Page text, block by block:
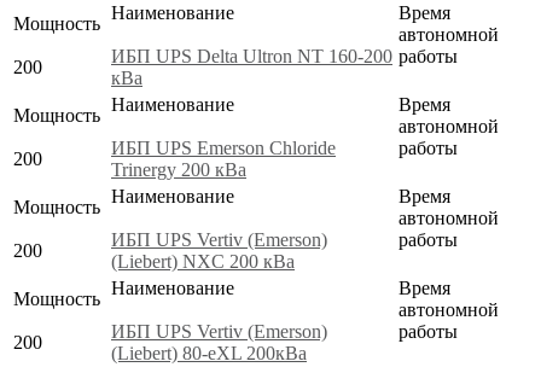
Мощность
200
Наименование
ИБП UPS Delta Ultron NT 160-200
кВа
Время
автономной
работы
Мощность
200
Наименование
ИБП UPS Emerson Chloride
Trinergy 200 кВа
Время
автономной
работы
Мощность
200
Наименование
ИБП UPS Vertiv (Emerson)
(Liebert) NXC 200 кВа
Время
автономной
работы
Мощность
200
Наименование
ИБП UPS Vertiv (Emerson)
(Liebert) 80-eXL 200кВа
Время
автономной
работы